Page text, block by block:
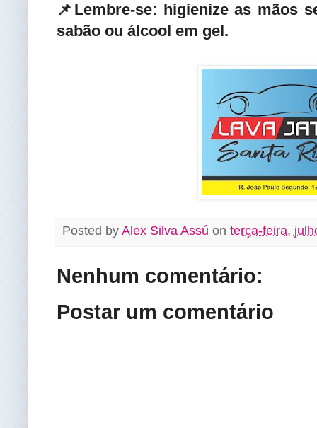
📌Lembre-se: higienize as mãos
sabão ou álcool em gel.
Posted by Alex Silva Assú on terça-feira,
Nenhum comentário:
Postar um comentário